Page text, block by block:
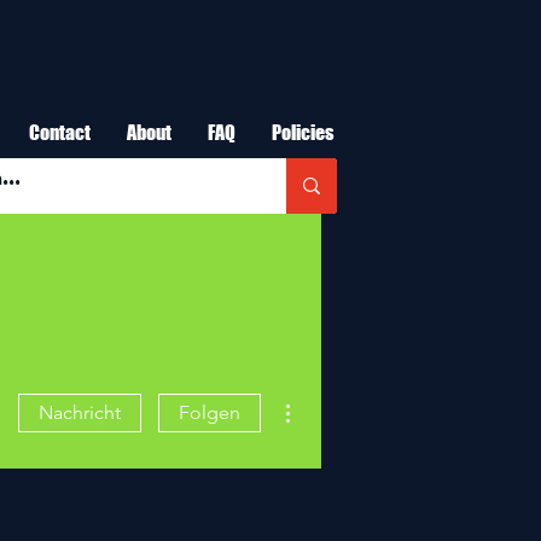
Contact About FAQ Policies
Nachricht Folgen